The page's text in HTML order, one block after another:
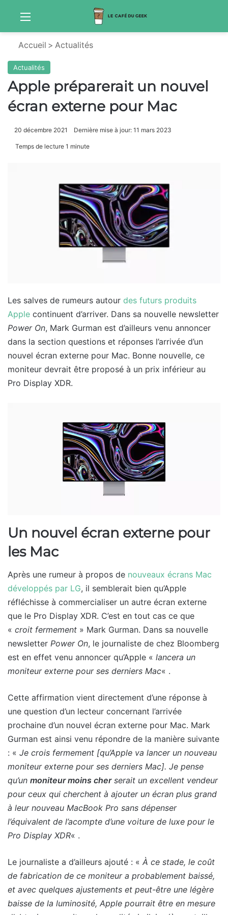
Menu
Accueil > Actualités
Actualités
Apple préparerait un nouvel
écran externe pour Mac
20 décembre 2021 Dernière mise à jour: 11 mars 2023
Temps de lecture 1 minute
Les salves de rumeurs autour des futurs produits
Apple continuent d’arriver. Dans sa nouvelle newsletter
Power On, Mark Gurman est d’ailleurs venu annoncer
dans la section questions et réponses l’arrivée d’un
nouvel écran externe pour Mac. Bonne nouvelle, ce
moniteur devrait être proposé à un prix inférieur au
Pro Display XDR.
Un nouvel écran externe pour
les Mac
Après une rumeur à propos de nouveaux écrans Mac
développés par LG, il semblerait bien qu’Apple
réfléchisse à commercialiser un autre écran externe
que le Pro Display XDR. C’est en tout cas ce que
« croit fermement » Mark Gurman. Dans sa nouvelle
newsletter Power On, le journaliste de chez Bloomberg
est en effet venu annoncer qu’Apple « lancera un
moniteur externe pour ses derniers Mac« .
Cette affirmation vient directement d’une réponse à
une question d’un lecteur concernant l’arrivée
prochaine d’un nouvel écran externe pour Mac. Mark
Gurman est ainsi venu répondre de la manière suivante
: « Je crois fermement [qu’Apple va lancer un nouveau
moniteur externe pour ses derniers Mac]. Je pense
qu’un moniteur moins cherserait un excellent vendeur
pour ceux qui cherchent à ajouter un écran plus grand
à leur nouveau MacBook Pro sans dépenser
l’équivalent de l’acompte d’une voiture de luxe pour le
Pro Display XDR« .
Le journaliste a d’ailleurs ajouté : « À ce stade, le coût
de fabrication de ce moniteur a probablement baissé,
et avec quelques ajustements et peut-être une légère
baisse de la luminosité, Apple pourrait être en mesure